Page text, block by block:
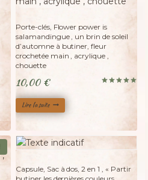
Adopté
Porte-clés, Flower power is
salamandingue , un brin de soleil
d’automne à butiner, fleur
crochetée main , acrylique ,
chouette
10,00 €
Lire la suite
Adopté
Capsule, Sac à dos, 2 en 1 , « Partir